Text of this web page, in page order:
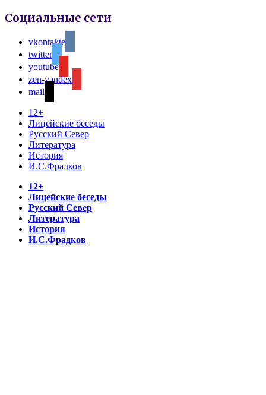
Социальные сети
vkontakte
twitter
youtube
zen-yandex
mail
12+
Лицейские беседы
Русский Север
Литература
История
И.С.Фрадков
12+
Лицейские беседы
Русский Север
Литература
История
И.С.Фрадков